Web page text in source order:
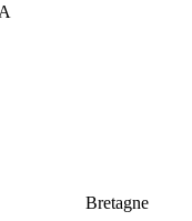
Bretagne